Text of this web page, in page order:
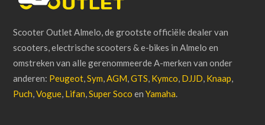
Scooter Outlet Almelo, de grootste officiële dealer van
scooters, electrische scooters & e-bikes in Almelo en
omstreken van alle gerenommeerde A-merken van onder
anderen: Peugeot,Sym,AGM,GTS, Kymco, DJJD, Knaap,
Puch,Vogue, Lifan,Super Soco enYamaha.